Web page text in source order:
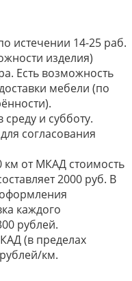
истечении 14-25 раб.
изделия)
Есть возможность
мебели (по
среду и субботу.
согласования
км от МКАД стоимость
2000 руб. В
каждого
рублей.
(в пределах
км.